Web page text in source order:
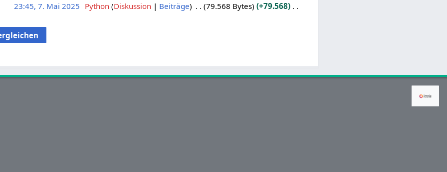
23:45, 7. Mai 2025 Python Diskussion Beiträge 79.568 Bytes
+79.568